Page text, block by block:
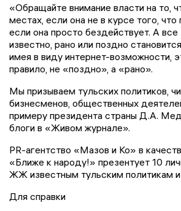
«Обращайте внимание власти на то,
местах, если она не в курсе того,
если она просто бездействует. А все
известно, рано или поздно
имея в виду интернет-возможности,
правило, не «поздно», а «рано».
Мы призываем тульских политиков,
бизнесменов, общественных
примеру президента страны Д.А.
блоги в «Живом журнале».
PR-агентство «Мазов и Ко» в
«Ближе к народу!» презентует 10
ЖЖ известным тульским политикам и
Для справки